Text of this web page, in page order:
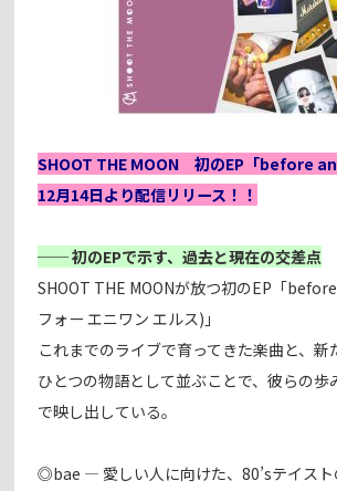
SHOOT THE MOON 初のEP「before
12月14日より配信リリース！！
── 初のEPで示す、過去と現在の交差点
SHOOT THE MOONが放つ初のEP「
フォー エニワン エルス)」
これまでのライブで育ってきた楽曲と、
ひとつの物語として並ぶことで、彼らの歩
で映し出している。
◎bae — 愛しい人に向けた、80’sテイスト